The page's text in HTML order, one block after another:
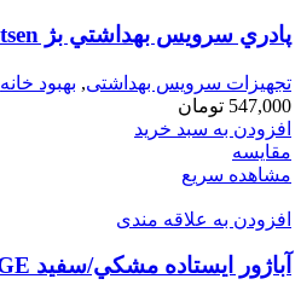
پادري سرويس بهداشتي بژ fintsen ايكيا
تجهیزات سرویس بهداشتی, بهبود خانه
547,000 تومان
افزودن به سبد خرید
مقایسه
مشاهده سریع
افزودن به علاقه مندی
آباژور ايستاده مشكي/سفید NAVLINGE ايكيا